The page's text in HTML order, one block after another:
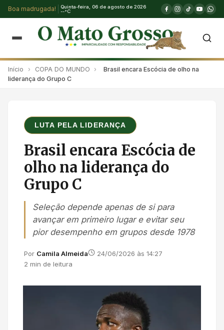
Boa madrugada!
Quinta-feira, 06 de agosto de 2026
--°C
Início › COPA DO MUNDO ›
Brasil encara Escócia de olho na
liderança do Grupo C
LUTA PELA LIDERANÇA
Brasil encara Escócia de
olho na liderança do
Grupo C
Seleção depende apenas de si para
avançar em primeiro lugar e evitar seu
pior desempenho em grupos desde 1978
Por Camila Almeida
24/06/2026 às 14:27
2 min de leitura